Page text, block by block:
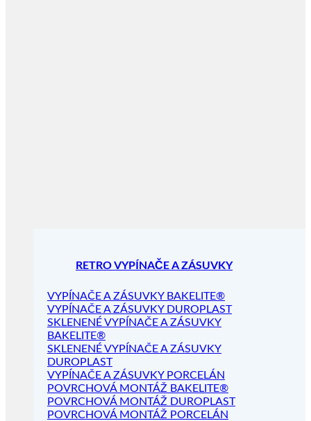
RETRO VYPÍNAČE A ZÁSUVKY
VYPÍNAČE A ZÁSUVKY BAKELITE®
VYPÍNAČE A ZÁSUVKY DUROPLAST
SKLENENÉ VYPÍNAČE A ZÁSUVKY
BAKELITE®
SKLENENÉ VYPÍNAČE A ZÁSUVKY
DUROPLAST
VYPÍNAČE A ZÁSUVKY PORCELÁN
POVRCHOVÁ MONTÁŽ BAKELITE®
POVRCHOVÁ MONTÁŽ DUROPLAST
POVRCHOVÁ MONTÁŽ PORCELÁN